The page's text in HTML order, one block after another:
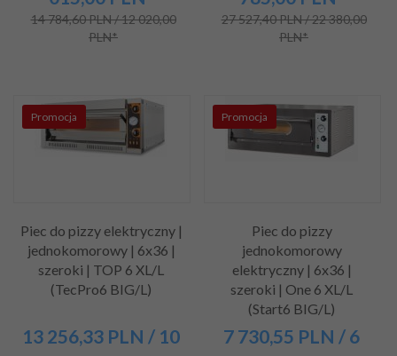
14 784,60 PLN / 12 020,00
PLN*
27 527,40 PLN / 22 380,00
PLN*
Promocja
Piec do pizzy elektryczny |
jednokomorowy | 6x36 |
szeroki | TOP 6 XL/L
(TecPro6 BIG/L)
13 256,33 PLN / 10
Promocja
Piec do pizzy
jednokomorowy
elektryczny | 6x36 |
szeroki | One 6 XL/L
(Start6 BIG/L)
7 730,55 PLN / 6